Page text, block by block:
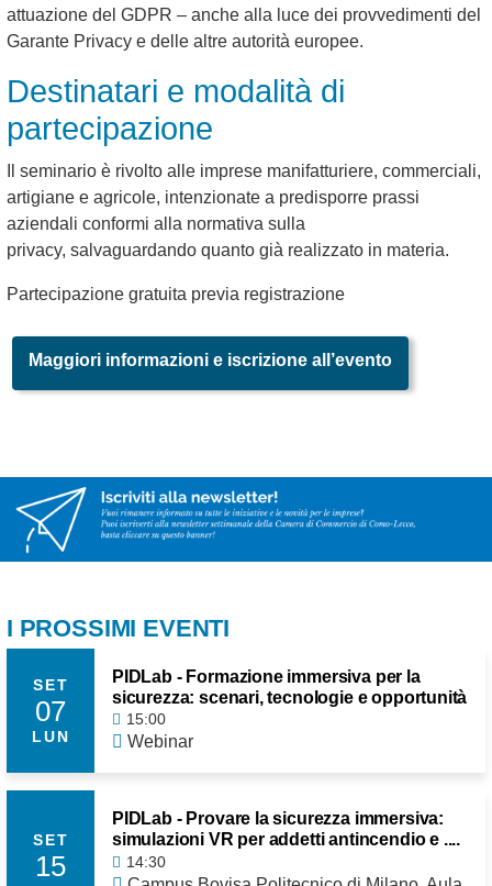
attuazione del GDPR – anche alla luce dei provvedimenti del
Garante Privacy e delle altre autorità europee.
Destinatari e modalità di
partecipazione
Il seminario è rivolto alle imprese manifatturiere, commerciali,
artigiane e agricole, intenzionate a predisporre prassi
aziendali conformi alla normativa sulla
privacy, salvaguardando quanto già realizzato in materia.
Partecipazione gratuita previa registrazione
Maggiori informazioni e iscrizione all’evento
I PROSSIMI EVENTI
SET
07
LUN
PIDLab - Formazione immersiva per la
sicurezza: scenari, tecnologie e opportunità
15:00
Webinar
SET
15
PIDLab - Provare la sicurezza immersiva:
simulazioni VR per addetti antincendio e ....
14:30